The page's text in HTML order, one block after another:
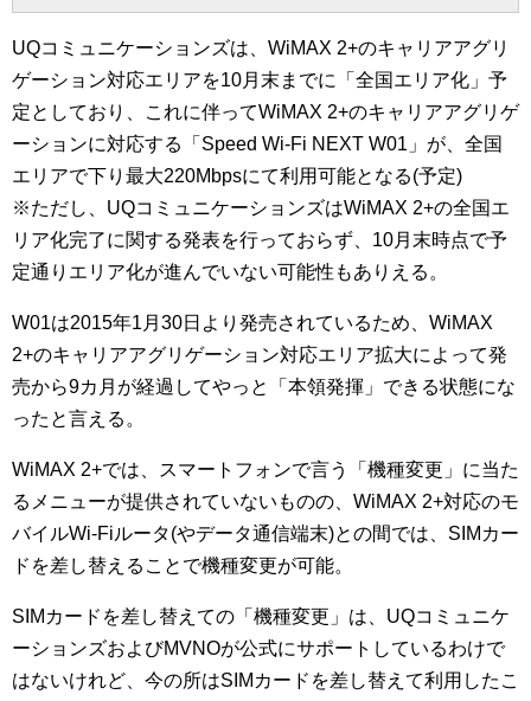
UQコミュニケーションズは、WiMAX 2+のキャリアアグリ
ゲーション対応エリアを10月末までに「全国エリア化」予
定としており、これに伴ってWiMAX 2+のキャリアアグリゲ
ーションに対応する「Speed Wi-Fi NEXT W01」が、全国
エリアで下り最大220Mbpsにて利用可能となる(予定)
※ただし、UQコミュニケーションズはWiMAX 2+の全国エ
リア化完了に関する発表を行っておらず、10月末時点で予
定通りエリア化が進んでいない可能性もありえる。
W01は2015年1月30日より発売されているため、WiMAX
2+のキャリアアグリゲーション対応エリア拡大によって発
売から9カ月が経過してやっと「本領発揮」できる状態にな
ったと言える。
WiMAX 2+では、スマートフォンで言う「機種変更」に当た
るメニューが提供されていないものの、WiMAX 2+対応のモ
バイルWi-Fiルータ(やデータ通信端末)との間では、SIMカー
ドを差し替えることで機種変更が可能。
SIMカードを差し替えての「機種変更」は、UQコミュニケ
ーションズおよびMVNOが公式にサポートしているわけで
はないけれど、今の所はSIMカードを差し替えて利用したこ